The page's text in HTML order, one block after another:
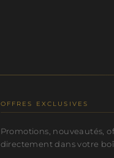
OFFRES EXCLUSIVES
Promotions, nouveautés,
directement dans votre